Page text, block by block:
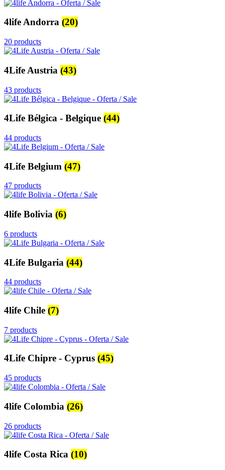
4life Andorra (20)
20 products
4Life Austria (43)
43 products
4Life Bélgica - Belgique (44)
44 products
4Life Belgium (47)
47 products
4life Bolivia (6)
6 products
4Life Bulgaria (44)
44 products
4life Chile (7)
7 products
4Life Chipre - Cyprus (45)
45 products
4life Colombia (26)
26 products
4life Costa Rica (10)